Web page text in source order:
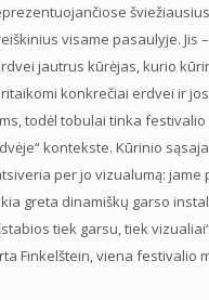
šviežiausius
visame pasaulyje. Jis –
jautrus kūrėjas, kurio
konkrečiai erdvei ir jos
todėl tobulai tinka festivalio
kontekste. Kūrinio
per jo vizualumą: jame
greta dinamiškų garso
tiek garsu, tiek
Finkelštein, viena festivalio